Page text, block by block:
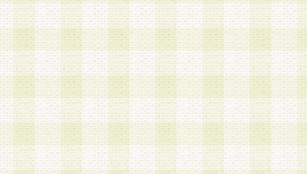
の使用に関しては、全て会員本人がその責任を負
3.会員は、当社から付与されたログインIDおよび
貸与、名義変更、売買その他形態を問わず第三者
ならないものとします。
4.当社は、会員によるログインIDおよびパスワー
盗用など第三者の利用に伴う損害の発生について
き事由の有無、その他原因の如何を問わず、一切
のとします。